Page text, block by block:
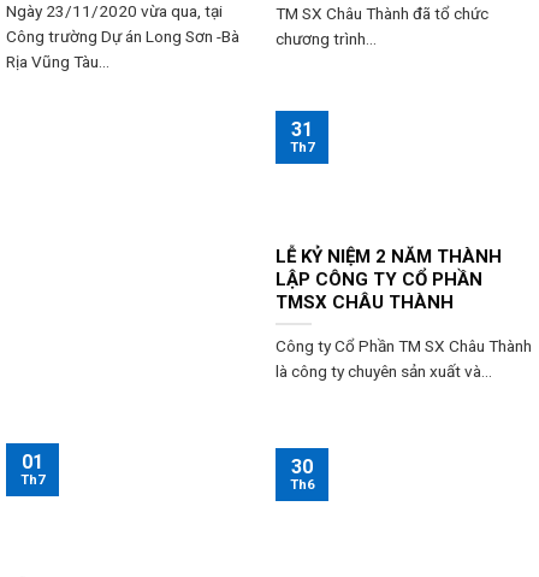
Ngày 23/11/2020 vừa qua, tại
Công trường Dự án Long Sơn -Bà
Rịa Vũng Tàu...
TM SX Châu Thành đã tổ chức
chương trình...
LỄ KỶ NIỆM 2 NĂM THÀNH
LẬP CÔNG TY CỔ PHẦN
TMSX CHÂU THÀNH
Công ty Cổ Phần TM SX Châu Thành
là công ty chuyên sản xuất và...
31
Th7
01
Th7
30
Th6